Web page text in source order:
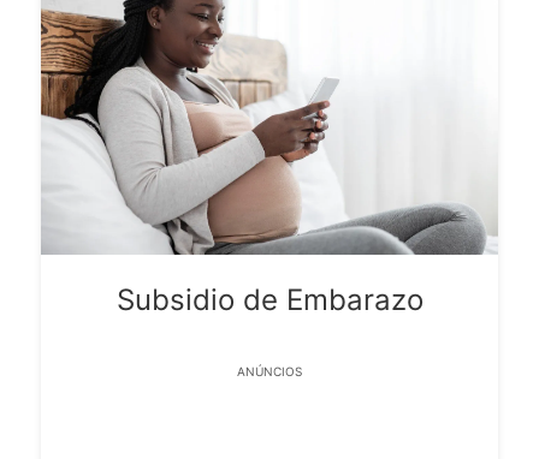
Subsidio de Embarazo
ANÚNCIOS